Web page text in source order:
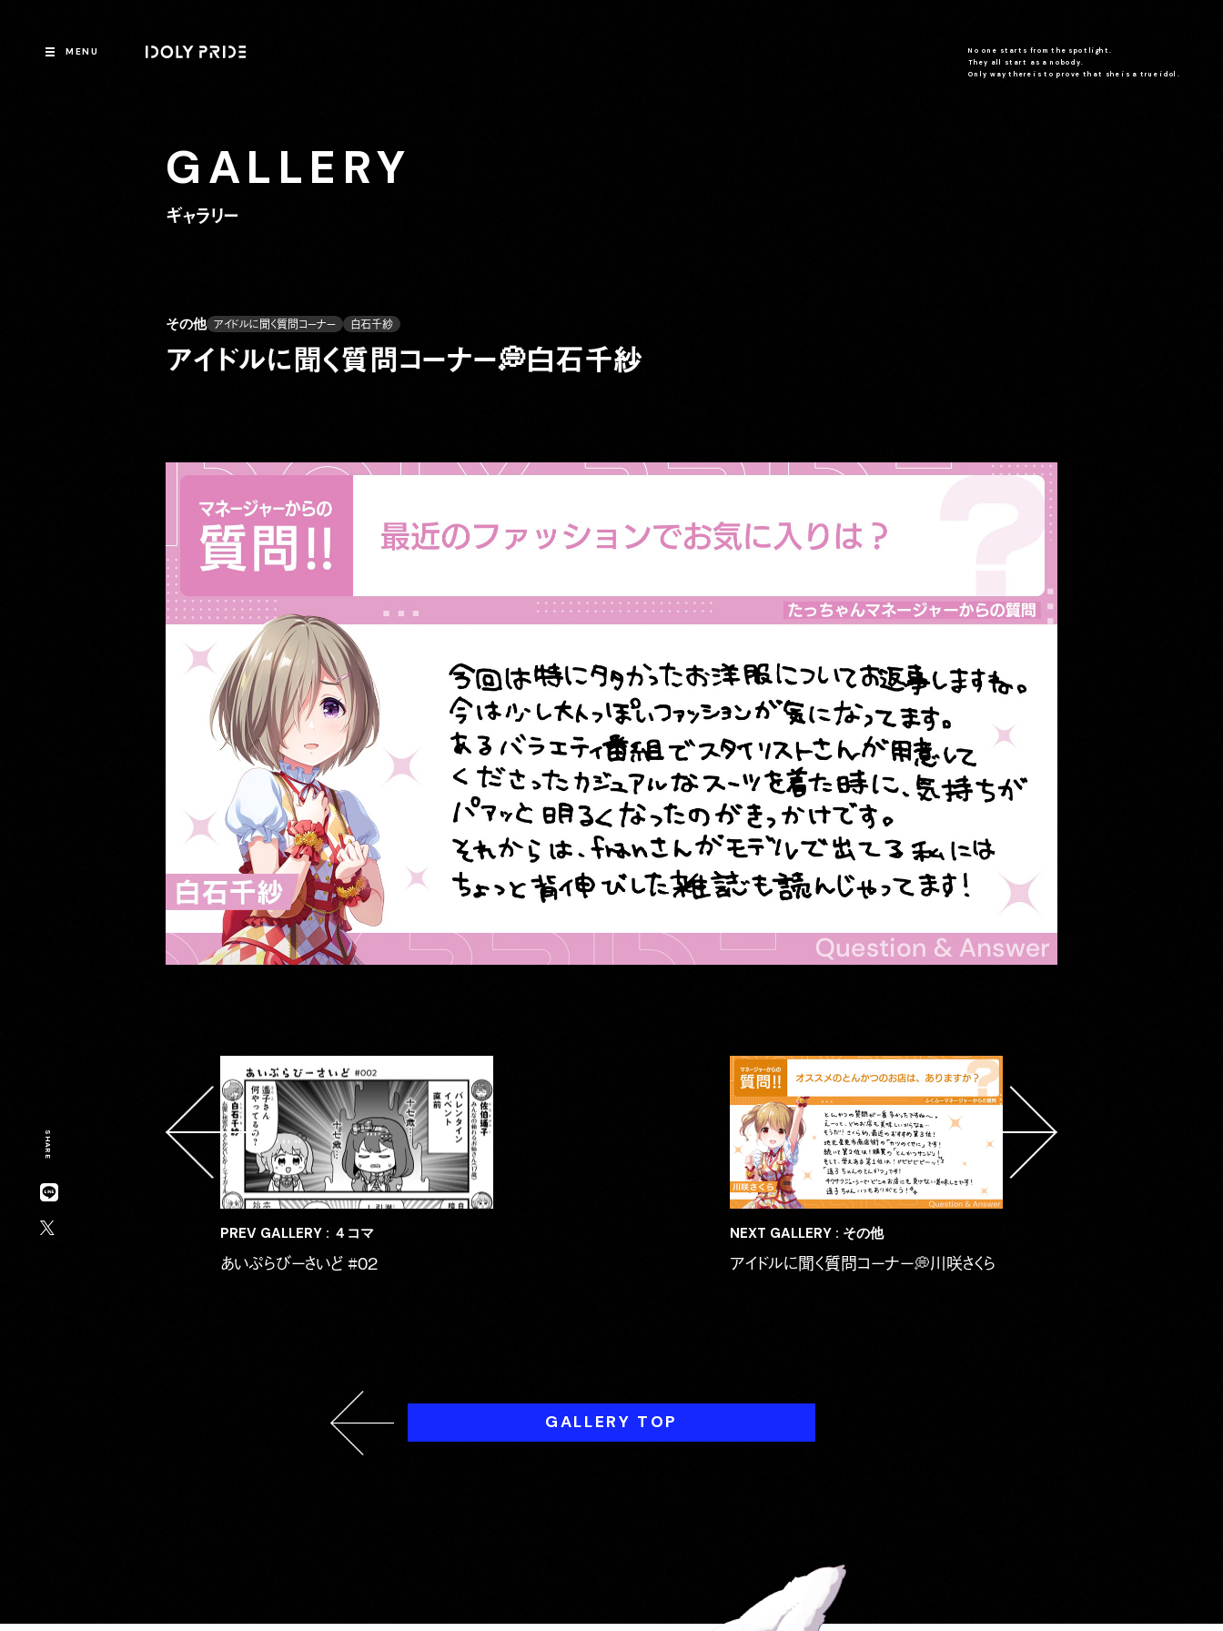
MENU
No one starts from the spotlight.
They all start as a nobody.
Only way there is to prove that she is a true idol.
GALLERY
ギャラリー
その他 アイドルに聞く質問コーナー 白石千紗
アイドルに聞く質問コーナー💭白石千紗
PREV GALLERY : ４コマ
あいぷらびーさいど #02
NEXT GALLERY : その他
アイドルに聞く質問コーナー💭川咲さくら
GALLERY TOP
SHARE